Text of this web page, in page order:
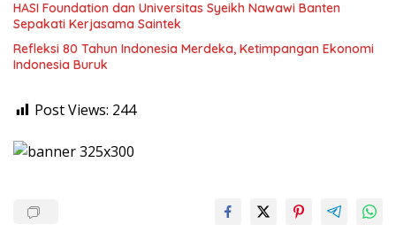
HASI Foundation dan Universitas Syeikh Nawawi Banten
Sepakati Kerjasama Saintek
Refleksi 80 Tahun Indonesia Merdeka, Ketimpangan Ekonomi
Indonesia Buruk
Post Views: 244